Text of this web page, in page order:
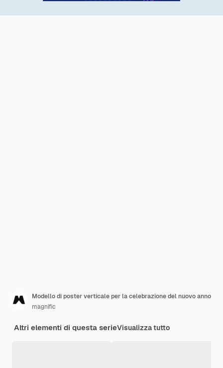
Modello di poster verticale per la celebrazione del nuovo anno
magnific
Altri elementi di questa serieVisualizza tutto